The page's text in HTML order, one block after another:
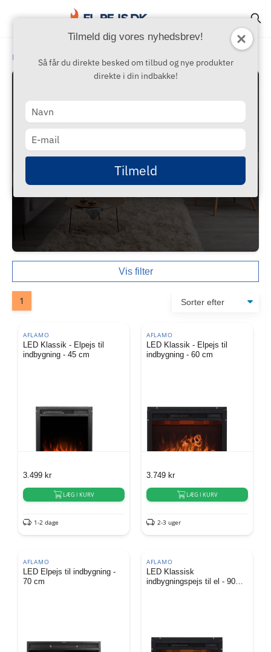
Tilmeld dig vores nyhedsbrev!
Så får du direkte besked om tilbud og nye produkter
direkte i din indbakke!
Type
your
name
Type
your
email
Tilmeld
Populære › Placering › Dagligstue
Gør din stue til et hyggeligt fristed – en elektrisk
pejs tilfører varme, stemning og moderne stil til
hjertet af dit hjem.
Vis filter
1
AFLAMO
LED Klassik - Elpejs til
indbygning - 45 cm
3.499 kr
LÆG I KURV
1-2 dage
AFLAMO
LED Klassik - Elpejs til
indbygning - 60 cm
3.749 kr
LÆG I KURV
2-3 uger
AFLAMO
LED Elpejs til indbygning -
70 cm
AFLAMO
LED Klassisk
indbygningspejs til el - 90